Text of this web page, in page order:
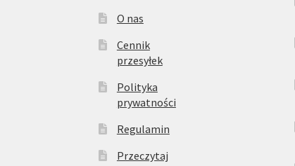
O nas
Cennik
przesyłek
Polityka
prywatności
Regulamin
Przeczytaj